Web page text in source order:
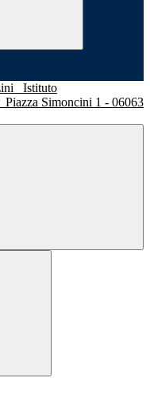
Istituto
Piazza Simoncini 1 - 06063